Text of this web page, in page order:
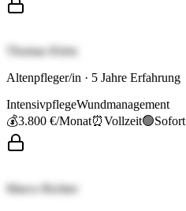
Thomas Klein
Altenpfleger/in · 5 Jahre Erfahrung
IntensivpflegeWundmanagement
💰3.800 €/Monat⏰Vollzeit🟢Sofort
Marco Richter